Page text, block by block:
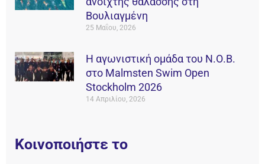
Βουλιαγμένη
25 Μαΐου, 2026
Η αγωνιστική ομάδα του Ν.Ο.Β.
στο Malmsten Swim Open
Stockholm 2026
14 Απριλίου, 2026
Κοινοποιήστε το